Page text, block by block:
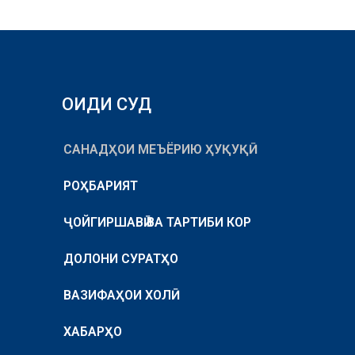
ОИДИ СУД
САНАДҲОИ МЕЪЁРИЮ ҲУҚУҚӢ
РОҲБАРИЯТ
ҶОЙГИРШАВӢ ВА ТАРТИБИ КОР
ДОЛОНИ СУРАТҲО
ВАЗИФАҲОИ ХОЛӢ
ХАБАРҲО